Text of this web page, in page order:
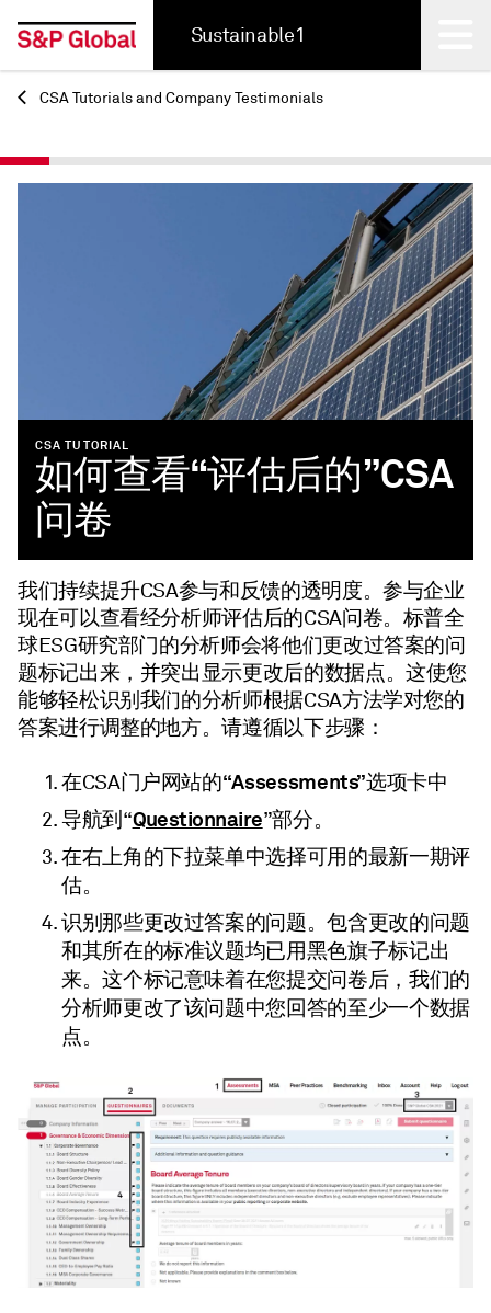
Sustainable1
Back
CSA Tutorials and Company Testimonials
CSA TUTORIAL
如何查看“评估后的”CSA
问卷
我们持续提升CSA参与和反馈的透明度。参与企业
现在可以查看经分析师评估后的CSA问卷。标普全
球ESG研究部门的分析师会将他们更改过答案的问
题标记出来，并突出显示更改后的数据点。这使您
能够轻松识别我们的分析师根据CSA方法学对您的
答案进行调整的地方。请遵循以下步骤：
在CSA门户网站的“Assessments”选项卡中
导航到“Questionnaire”部分。
在右上角的下拉菜单中选择可用的最新一期评
估。
识别那些更改过答案的问题。包含更改的问题
和其所在的标准议题均已用黑色旗子标记出
来。这个标记意味着在您提交问卷后，我们的
分析师更改了该问题中您回答的至少一个数据
点。